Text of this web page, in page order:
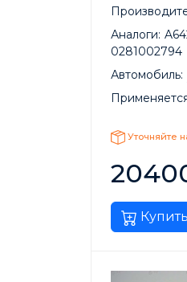
Аналоги:
0281002794
Автомобиль:
Уточняйте
Купить